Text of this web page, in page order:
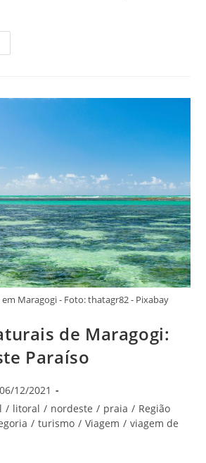
Maragogi - Foto: thatagr82 - Pixabay
de Maragogi:
Paraíso
06/12/2021
/ litoral / nordeste / praia / Região
/ turismo / Viagem / viagem de